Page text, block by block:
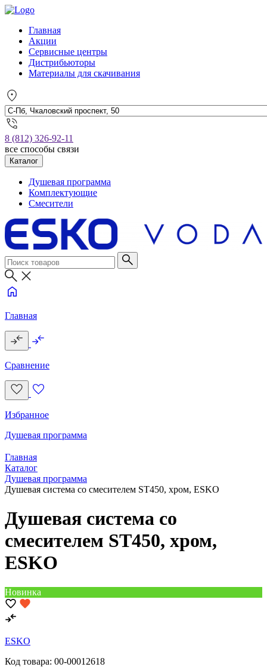
Главная
Акции
Сервисные центры
Дистрибьюторы
Материалы для скачивания
8 (812) 326-92-11
все способы связи
Каталог
Душевая программа
Комплектующие
Смесители
Главная
Сравнение
Избранное
Душевая программа
Главная
Каталог
Душевая программа
Душевая система со смесителем ST450, хром, ESKO
Душевая система со
смесителем ST450, хром,
ESKO
Новинка
ESKO
Код товара: 00-00012618